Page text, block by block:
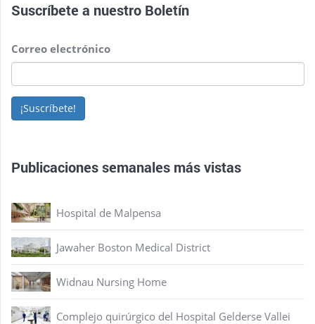
Suscríbete a nuestro Boletín
Correo electrónico
¡Suscríbete!
Publicaciones semanales más vistas
Hospital de Malpensa
Jawaher Boston Medical District
Widnau Nursing Home
Complejo quirúrgico del Hospital Gelderse Vallei